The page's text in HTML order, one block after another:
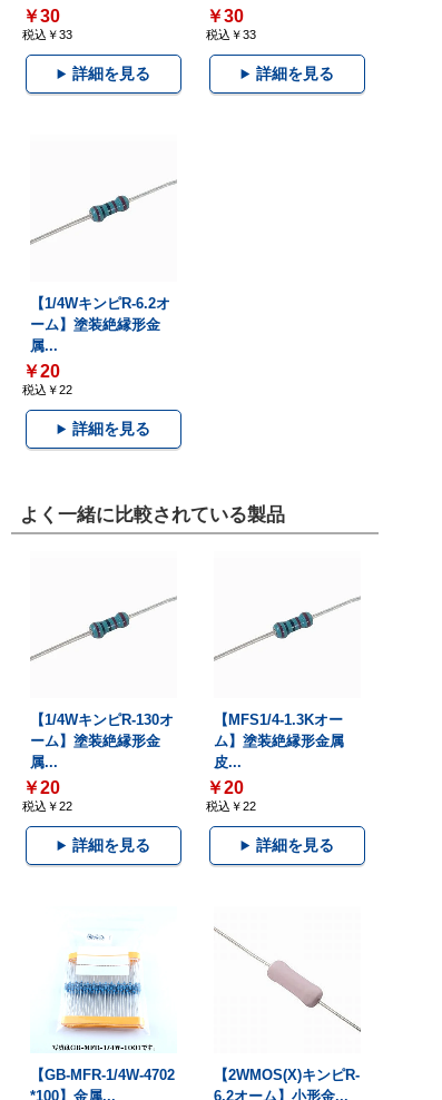
￥30
税込￥33
詳細を見る
￥30
税込￥33
詳細を見る
【1/4WキンピR-6.2オ
ーム】塗装絶縁形金
属...
￥20
税込￥22
詳細を見る
よく一緒に比較されている製品
【1/4WキンピR-130オ
ーム】塗装絶縁形金
属...
￥20
税込￥22
詳細を見る
【MFS1/4-1.3Kオー
ム】塗装絶縁形金属
皮...
￥20
税込￥22
詳細を見る
【GB-MFR-1/4W-4702
*100】金属...
【2WMOS(X)キンピR-
6.2オーム】小形金...